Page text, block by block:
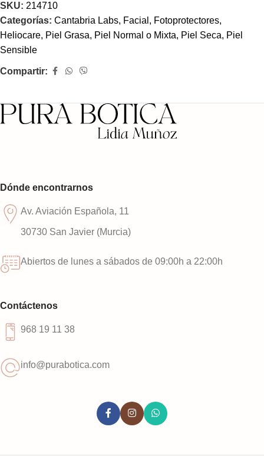
SKU: 214710
Categorías: Cantabria Labs, Facial , Fotoprotectores,
Heliocare, Piel Grasa, Piel Normal o Mixta, Piel Seca, Piel
Sensible
Compartir:
Dónde encontrarnos
Av. Aviación Española, 11
30730 San Javier (Murcia)
Abiertos de lunes a sábados de 09:00h a 22:00h
Contáctenos
968 19 11 38
info@purabotica.com